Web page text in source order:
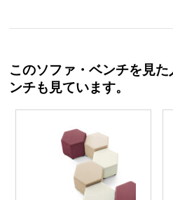
このソファ・ベンチを見
ンチも見ています。